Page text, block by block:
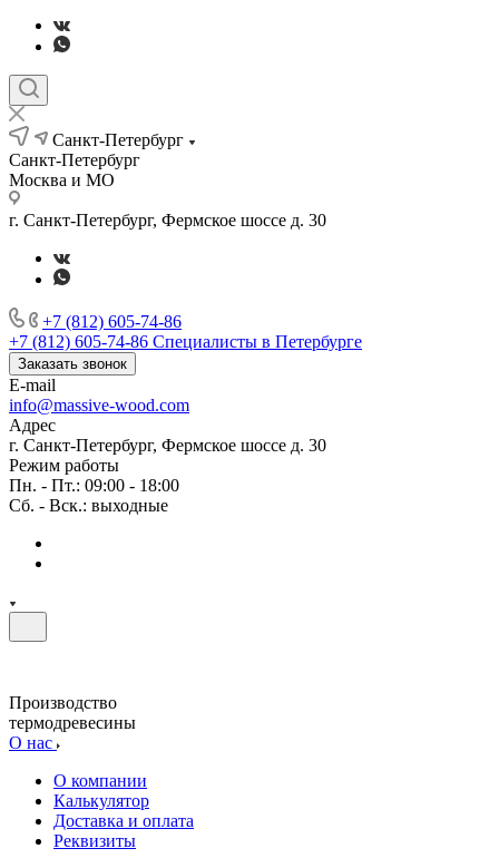
Санкт-Петербург
Санкт-Петербург
Москва и МО
г. Санкт-Петербург, Фермское шоссе д. 30
+7 (812) 605-74-86
+7 (812) 605-74-86 Специалисты в Петербурге
Заказать звонок
E-mail
info@massive-wood.com
Адрес
г. Санкт-Петербург, Фермское шоссе д. 30
Режим работы
Пн. - Пт.: 09:00 - 18:00
Сб. - Вск.: выходные
Производство
термодревесины
О нас
О компании
Калькулятор
Доставка и оплата
Реквизиты